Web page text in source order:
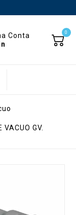
Conta
0
VACUO GV.